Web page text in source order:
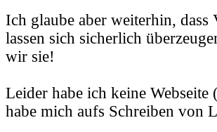
Ich glaube aber weiterhin, dass
lassen sich sicherlich
wir sie!
Leider habe ich keine
habe mich aufs Schreiben von